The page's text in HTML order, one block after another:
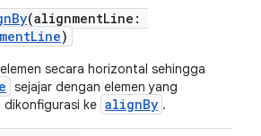
(alignmentLine:
)
secara horizontal sehingga
sejajar dengan elemen yang
ke alignBy .